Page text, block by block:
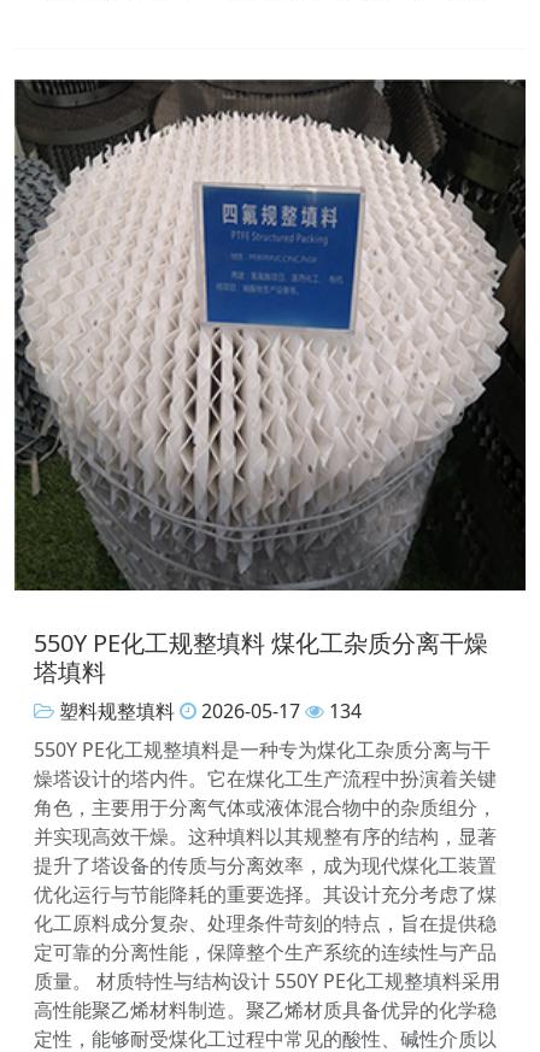
550Y PE化工规整填料 煤化工杂质分离干燥
塔填料
塑料规整填料 2026-05-17
134
550Y PE化工规整填料是一种专为煤化工杂质分离与干
燥塔设计的塔内件。它在煤化工生产流程中扮演着关键
角色，主要用于分离气体或液体混合物中的杂质组分，
并实现高效干燥。这种填料以其规整有序的结构，显著
提升了塔设备的传质与分离效率，成为现代煤化工装置
优化运行与节能降耗的重要选择。其设计充分考虑了煤
化工原料成分复杂、处理条件苛刻的特点，旨在提供稳
定可靠的分离性能，保障整个生产系统的连续性与产品
质量。 材质特性与结构设计 550Y PE化工规整填料采用
高性能聚乙烯材料制造。聚乙烯材质具备优异的化学稳
定性，能够耐受煤化工过程中常见的酸性、碱性介质以